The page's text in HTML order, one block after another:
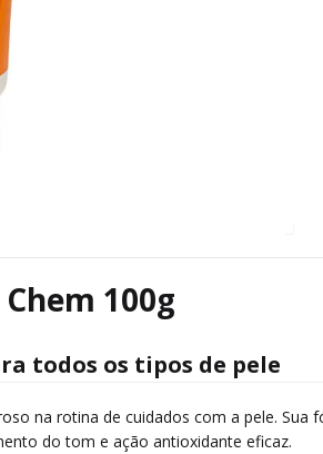
100g
todos os tipos de pele
na rotina de cuidados com a pele.
do tom e ação antioxidante eficaz.